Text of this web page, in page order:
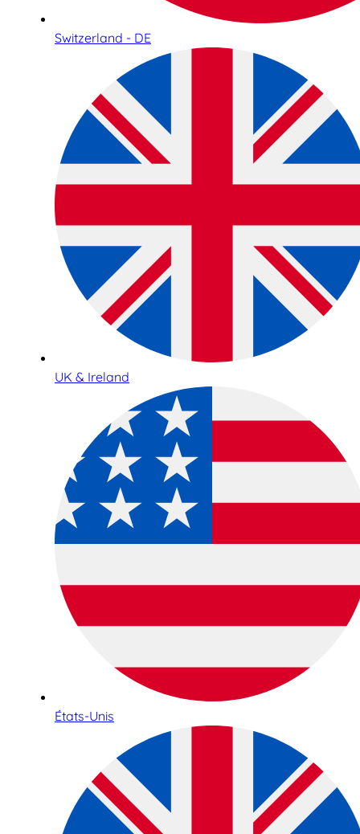
Switzerland - DE
UK & Ireland
États-Unis